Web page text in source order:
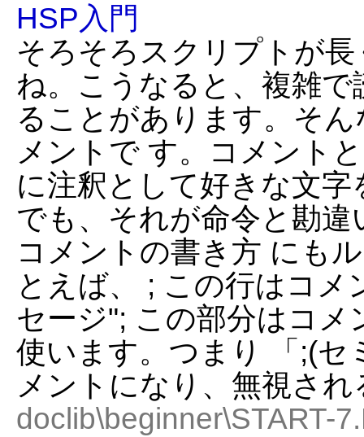
HSP入門
そろそろスクリプトが
ね。こうなると、複雑
ることがあります。そ
メントで す。コメント
に注釈として好きな文
でも、それが命令と勘
コメントの書き方 にも
とえば、 ; この行はコメ
セージ"; この部分はコ
使います。つまり 「;(セ
メントになり、無視され
doclib\beginner\START-